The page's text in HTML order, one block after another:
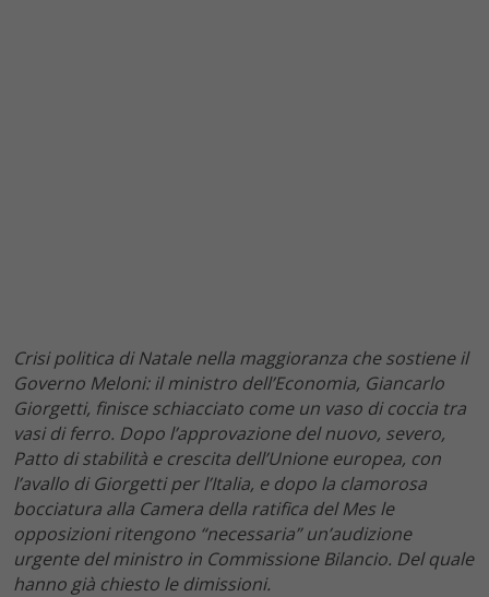
Crisi politica di Natale nella maggioranza che sostiene il
Governo Meloni: il ministro dell’Economia, Giancarlo
Giorgetti, finisce schiacciato come un vaso di coccia tra
vasi di ferro. Dopo l’approvazione del nuovo, severo,
Patto di stabilità e crescita dell’Unione europea, con
l’avallo di Giorgetti per l’Italia, e dopo la clamorosa
bocciatura alla Camera della ratifica del Mes le
opposizioni ritengono “necessaria” un’audizione
urgente del ministro in Commissione Bilancio. Del quale
hanno già chiesto le dimissioni.